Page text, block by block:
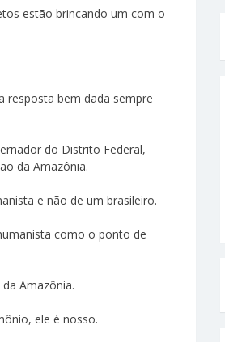
estão brincando um com o
resposta bem dada sempre
do Distrito Federal,
da Amazônia.
e não de um brasileiro.
como o ponto de
Amazônia.
ele é nosso.